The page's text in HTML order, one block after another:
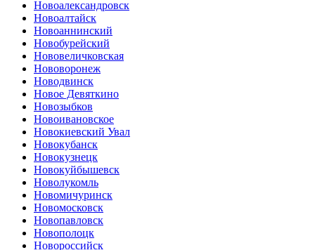
Новоалександровск
Новоалтайск
Новоаннинский
Новобурейский
Нововеличковская
Нововоронеж
Новодвинск
Новое Девяткино
Новозыбков
Новоивановское
Новокиевский Увал
Новокубанск
Новокузнецк
Новокуйбышевск
Новолукомль
Новомичуринск
Новомосковск
Новопавловск
Новополоцк
Новороссийск